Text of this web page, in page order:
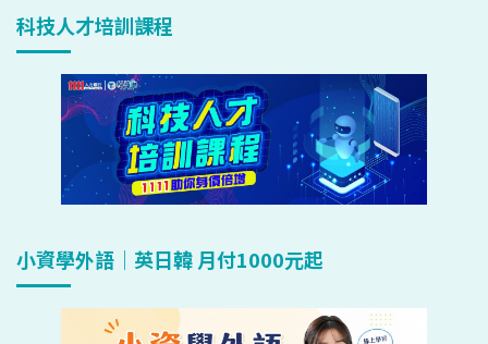
科技人才培訓課程
小資學外語｜英日韓 月付1000元起